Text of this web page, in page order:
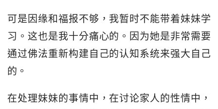
可是因缘和福报不够，我暂时不能带着妹妹学
习。这也是我十分痛心的。因为她是非常需要
通过佛法重新构建自己的认知系统来强大自己
的。
在处理妹妹的事情中，在讨论家人的性情中，